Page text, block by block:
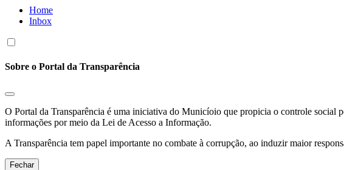
Home
Inbox
Sobre o Portal da Transparência
O Portal da Transparência é uma iniciativa do Municíoio que propicia o controle social
informações por meio da Lei de Acesso a Informação.
A Transparência tem papel importante no combate à corrupção, ao induzir maior
Fechar